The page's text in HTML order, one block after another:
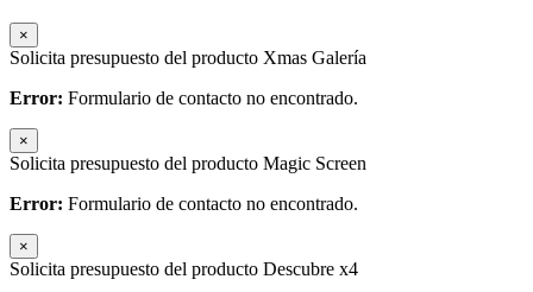
×
Solicita presupuesto del producto Xmas Galería
Error: Formulario de contacto no encontrado.
×
Solicita presupuesto del producto Magic Screen
Error: Formulario de contacto no encontrado.
×
Solicita presupuesto del producto Descubre x4